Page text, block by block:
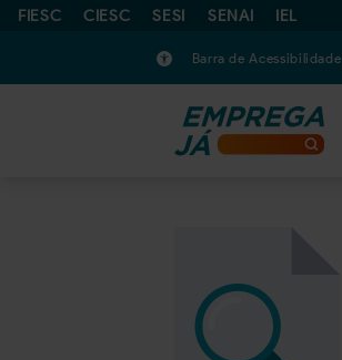
FIESC CIESC SESI SENAI IEL
Barra de Acessibilidade